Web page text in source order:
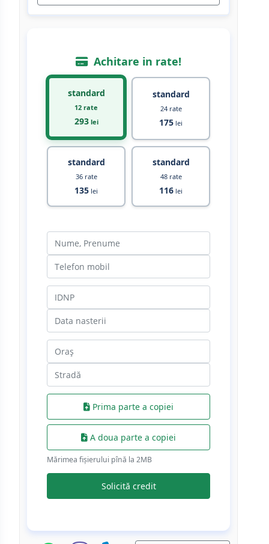
Achitare in rate!
standard
12 rate
293lei
standard
24 rate
175 lei
standard
36 rate
135 lei
standard
48 rate
116 lei
Prima parte a copiei
A doua parte a copiei
Mărimea fișierului pînă la 2МB
Solicită credit